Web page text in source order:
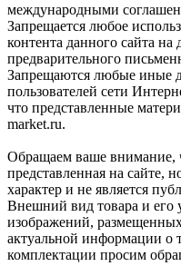
международными
Запрещается любое
контента данного сайта на
предварительного
Запрещаются любые иные
пользователей сети
что представленные
market.ru.
Обращаем ваше внимание,
представленная на сайте,
характер и не является
Внешний вид товара и его
изображений,
актуальной информации о
комплектации просим